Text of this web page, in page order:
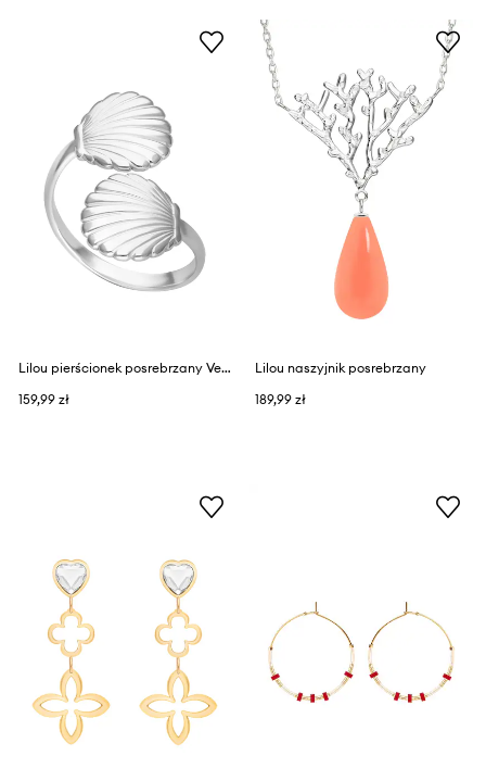
Lilou pierścionek posrebrzany Venus
159,99 zł
Lilou naszyjnik posrebrzany
189,99 zł